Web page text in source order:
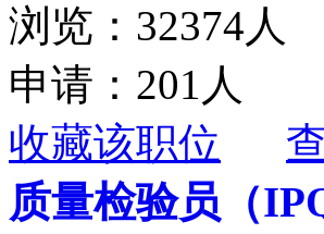
浏览：32374人
申请：201人
收藏该职位
质量检验员（